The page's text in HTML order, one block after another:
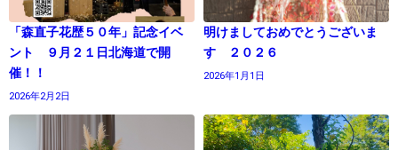
「森直子花歴５０年」記念イベ
ント ９月２１日北海道で開
催！！
2026年2月2日
明けましておめでとうございま
す ２０２６
2026年1月1日